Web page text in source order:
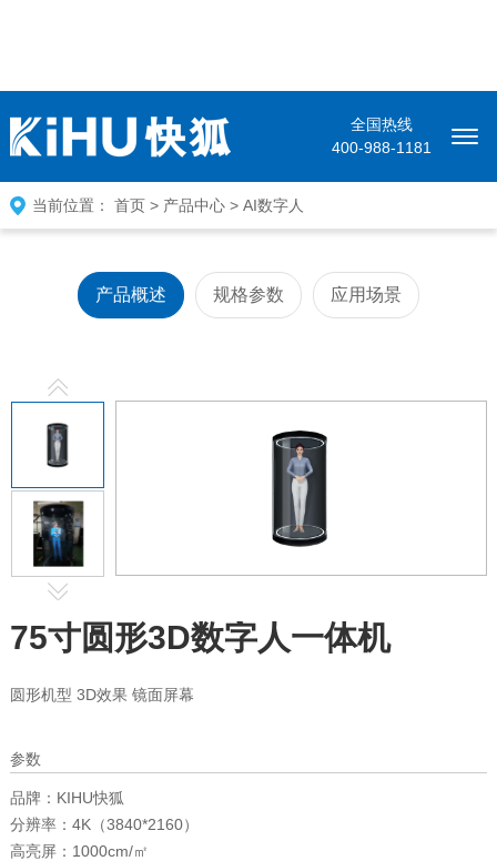
全国热线
400-988-1181
当前位置： 首页> 产品中心> AI数字人
产品概述 规格参数 应用场景
75寸圆形3D数字人一体机
圆形机型 3D效果 镜面屏幕
参数
品牌： KIHU快狐
分辨率： 4K（3840*2160）
高亮屏： 1000cm/㎡